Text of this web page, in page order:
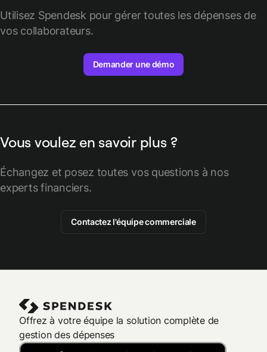
Utilisez Spendesk pour gérer toutes les dépenses de
vos collaborateurs.
Demander une démo
Vous voulez en savoir plus ?
Échangez et posez toutes vos questions à nos
experts financiers.
Contactez l'équipe commerciale
Offrez à votre équipe la solution complète de
gestion des dépenses